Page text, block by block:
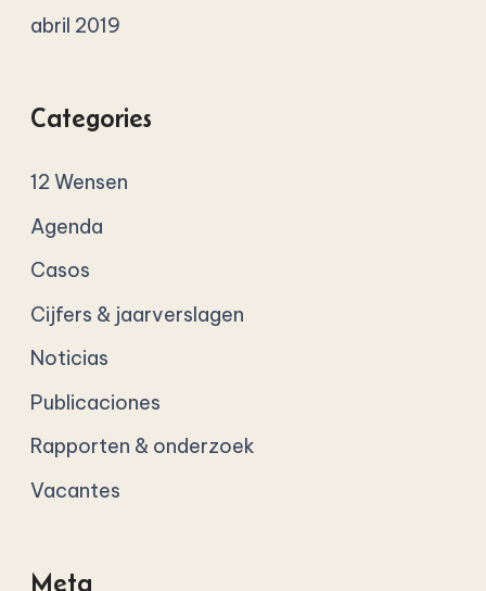
abril 2019
Categories
12 Wensen
Agenda
Casos
Cijfers & jaarverslagen
Noticias
Publicaciones
Rapporten & onderzoek
Vacantes
Meta